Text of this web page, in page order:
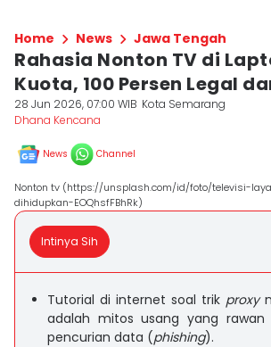
Home News Jawa Tengah
Rahasia Nonton TV di
Kuota, 100 Persen Legal
28 Jun 2026, 07:00 WIB Kota Semarang
Dhana Kencana
News Channel
Nonton tv (https://unsplash.com/id/foto/televisi-
dihidupkan-EOQhsfFBhRk)
Intinya Sih
Tutorial di internet soal trik proxy
adalah mitos usang yang rawan
pencurian data (phishing).